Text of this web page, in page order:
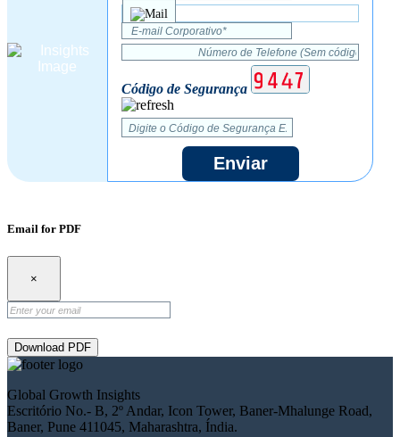
Código de Segurança
Enviar
Email for PDF
×
Download PDF
Global Growth Insights
Escritório No.- B, 2º Andar, Icon Tower, Baner-Mhalunge Road,
Baner, Pune 411045, Maharashtra, Índia.